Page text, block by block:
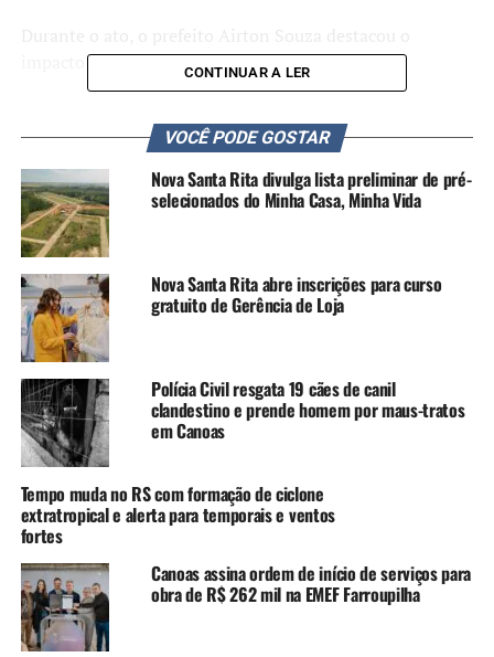
impacto social do projeto.
“Este termo representa
mais do que a construção
de casas, representa a
reconstrução da dignidade
de famílias que perderam
tudo com a enchente. É um
trabalho conjunto entre
município, Estado e
Parlamento para garantir
moradia definitiva a quem
mais precisa e para que
Canoas siga avançando na
superação dos impactos da
calamidade”, afirmou.
CONTINUAR A LER
VOCÊ PODE GOSTAR
Nova Santa Rita divulga lista preliminar de pré-
selecionados do Minha Casa, Minha Vida
Nova Santa Rita abre inscrições para curso
gratuito de Gerência de Loja
Polícia Civil resgata 19 cães de canil
clandestino e prende homem por maus-tratos
em Canoas
Tempo muda no RS com formação de ciclone
extratropical e alerta para temporais e ventos
fortes
Canoas assina ordem de início de serviços para
obra de R$ 262 mil na EMEF Farroupilha